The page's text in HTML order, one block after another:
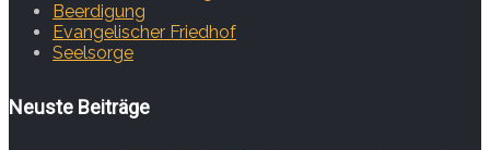
Beerdigung
Evangelischer Friedhof
Seelsorge
Neuste Beiträge